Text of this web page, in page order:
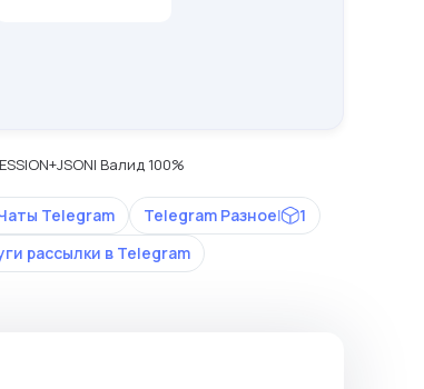
Валид 100%
Telegram Telegram Разное|
1
рассылки в Telegram